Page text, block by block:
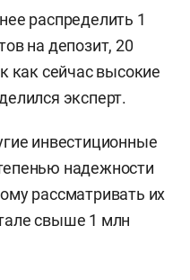
распределить 1
на депозит, 20
как сейчас высокие
эксперт.
инвестиционные
надежности
рассматривать их
свыше 1 млн